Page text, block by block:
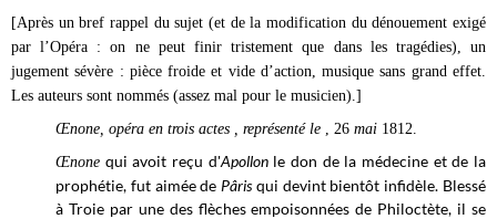
[Après un bref rappel du sujet (et de la modification du dénouement exigé
par l’Opéra : on ne peut finir tristement que dans les tragédies), un
jugement sévère : pièce froide et vide d’action, musique sans grand effet.
Les auteurs sont nommés (assez mal pour le musicien).]
Œnone, opéra en trois actes , représenté le , 26 mai 1812.
Œnone qui avoit reçu d'Apollon le don de la médecine et de la
prophétie, fut aimée de Pârisqui devint bientôt infidèle. Blessé
à Troie par une des flèches empoisonnées de Philoctète, il se